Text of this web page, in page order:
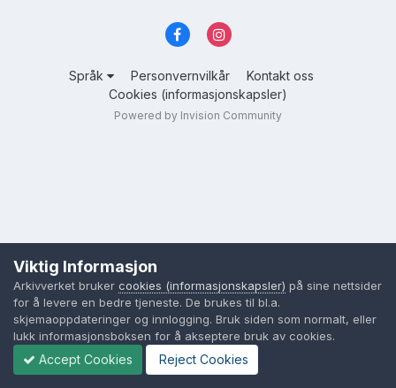
Språk Personvernvilkår
Kontakt oss
Cookies (informasjonskapsler)
Powered by Invision Community
Viktig Informasjon
Arkivverket bruker cookies (informasjonskapsler) på sine nettsider
for å levere en bedre tjeneste. De brukes til bl.a.
skjemaoppdateringer og innlogging. Bruk siden som normalt, eller
lukk informasjonsboksen for å akseptere bruk av cookies.
Accept Cookies Reject Cookies